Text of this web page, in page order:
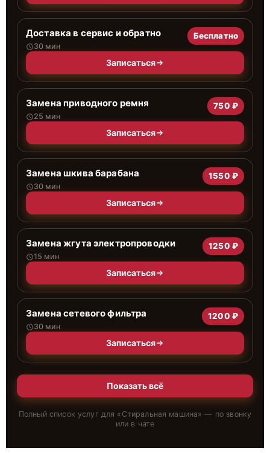
Доставка в сервис и обратно
30 мин
Бесплатно
Записаться
Замена приводного ремня
25 мин
750 ₽
Записаться
Замена шкива барабана
30 мин
1550 ₽
Записаться
Замена жгута электропроводки
15 мин
1250 ₽
Записаться
Замена сетевого фильтра
30 мин
1200 ₽
Записаться
Показать всё
Полный список услуг для « Стиральная машина» — по звонку
или в чате